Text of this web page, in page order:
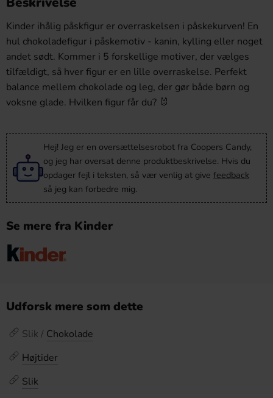
Kinder ihålig påskfigur er overraskelsen i påskekurven! En
hul chokoladefigur i påskemotiv - kanin, kylling eller noget
andet sødt. Kommer i 5 forskellige motiver, der vælges
tilfældigt, så hver figur er en lille overraskelse. Perfekt
balance mellem chokolade og leg, der gør både børn og
voksne glade. Hvilken figur får du? 🐰
Hej! Jeg er en oversættelsesrobot fra Coopers Candy,
og jeg har oversat denne produktbeskrivelse. Hvis du
opdager fejl i teksten, så vær venlig at give feedback
så jeg kan forbedre mig.
Se mere fra Kinder
Udforsk mere som dette
Slik / Chokolade
Højtider
Slik